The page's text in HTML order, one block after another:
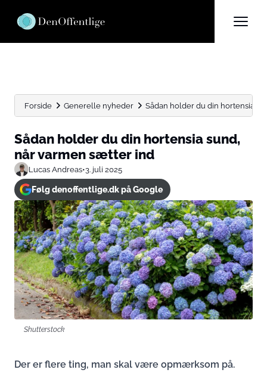
Forside Generelle nyheder Sådan holder du din hortensia
Sådan holder du din hortensia sund,
når varmen sætter ind
Lucas Andreas•3. juli 2025
Følg denoffentlige.dk på Google
Shutterstock
Der er flere ting, man skal være opmærksom på.